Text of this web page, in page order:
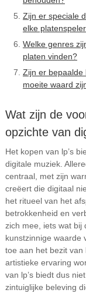
Zijn er speciale
elke
Welke genres
platen vinden?
Zijn er bepaalde
moeite waard
Wat zijn de
opzichte van
Het kopen van lp’s
digitale muziek.
centraal, met zijn
creëert die digitaal
het ritueel van het
betrokkenheid en
zich mee, iets wat bij
kunstzinnige waarde
toe aan het bezit van
artistieke ervaring
van lp’s biedt dus
zintuiglijke beleving